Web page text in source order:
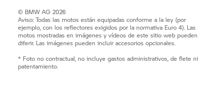
© BMW AG 2026
Aviso: Todas las motos están equipadas conforme a la ley (por
ejemplo, con los reflectores exigidos por la normativa Euro 4). Las
motos mostradas en imágenes y vídeos de este sitio web pueden
diferir. Las imágenes pueden incluir accesorios opcionales.
* Foto no contractual, no incluye gastos administrativos, de flete ni
patentamiento.